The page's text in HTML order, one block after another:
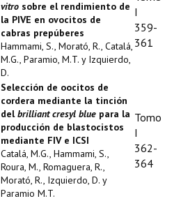
vitro sobre el rendimiento de
la PIVE en ovocitos de
cabras prepúberes
Hammami, S., Morató, R., Catalá,
M.G., Paramio, M.T. y Izquierdo,
D.
I
359-
361
Selección de oocitos de
cordera mediante la tinción
delbrilliant cresyl blue para la
producción de blastocistos
mediante FIV e ICSI
Catalá, M.G., Hammami, S.,
Roura, M., Romaguera, R.,
Morató, R., Izquierdo, D. y
Paramio M.T.
Tomo
I
362-
364